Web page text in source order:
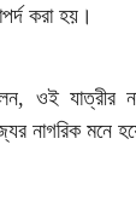
করা হয়।
ওই যাত্রীর
নাগরিক মনে